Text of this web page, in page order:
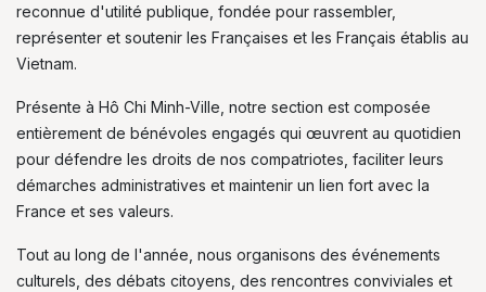
reconnue d'utilité publique, fondée pour rassembler,
représenter et soutenir les Françaises et les Français établis au
Vietnam.
Présente à Hô Chi Minh-Ville, notre section est composée
entièrement de bénévoles engagés qui œuvrent au quotidien
pour défendre les droits de nos compatriotes, faciliter leurs
démarches administratives et maintenir un lien fort avec la
France et ses valeurs.
Tout au long de l'année, nous organisons des événements
culturels, des débats citoyens, des rencontres conviviales et